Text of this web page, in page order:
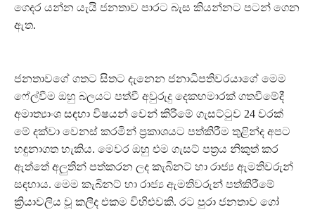
ගෙදර යන්න යැයි ජනතාව පාරට බැස කියන්නට පටන් ගෙන
ඇත.
ජනතාවගේ ගතට සිතට දැනෙන ජනාධිපතිවරයාගේ මෙම
ෆේල්වීම ඔහු බලයට පත්වී අවුරුදු දෙකහමාරක් ගතවීමේදී
අමාත්‍යාංශ සඳහා විෂයන් වෙන් කිරීමේ ගැසට්ටුව 24 වරක්
මේ දක්වා වෙනස් කරමින් ප්‍රකාශයට පත්කිරීම තුළින්ද අපට
හඳුනාගත හැකිය. මෙවර ඔහු එම ගැසට් පත්‍රය නිකුත් කර
ඇත්තේ අලුතින් පත්කරන ලද කැබිනට් හා රාජ්‍ය ඇමතිවරුන්
සඳහාය. මෙම කැබිනට් හා රාජ්‍ය ඇමතිවරුන් පත්කිරීමේ
ක්‍රියාවලිය වූ කලීද එකම විහිළුවකි. රට පුරා ජනතාව ගෝ